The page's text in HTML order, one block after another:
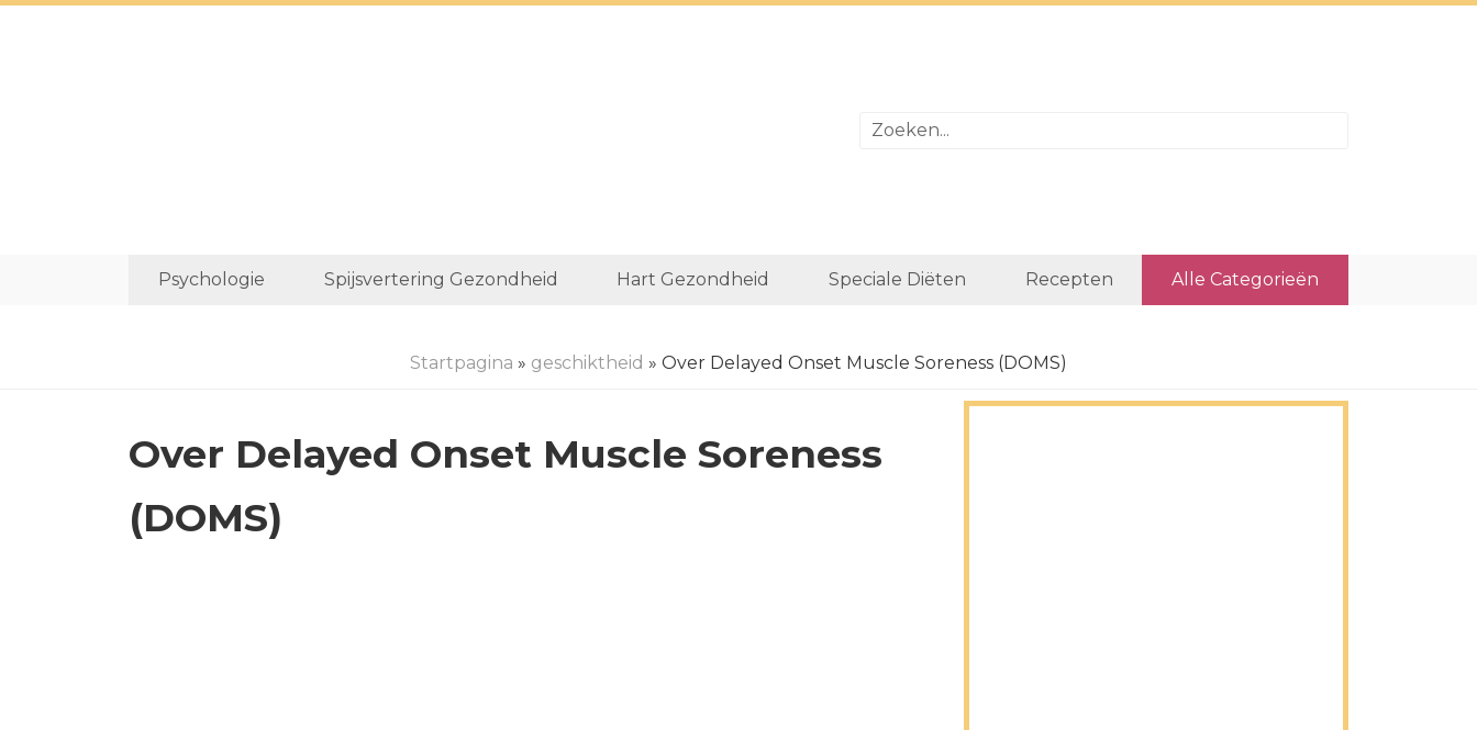
Psychologie Spijsvertering Gezondheid Hart Gezondheid Speciale Diëten Recepten Alle Categorieën
Startpagina » geschiktheid » Over Delayed Onset Muscle Soreness (DOMS)
Over Delayed Onset Muscle Soreness
(DOMS)